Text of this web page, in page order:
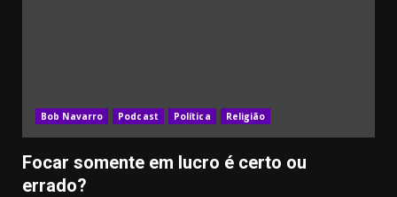
Bob Navarro Podcast Política Religião
Focar somente em lucro é certo ou
errado?